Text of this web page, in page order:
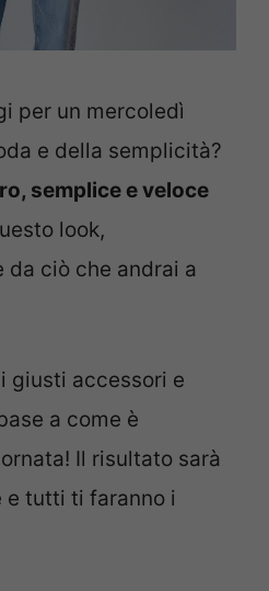
per un mercoledì
e della semplicità?
semplice e veloce
look,
ciò che andrai a
giusti accessori e
a come è
Il risultato sarà
tutti ti faranno i